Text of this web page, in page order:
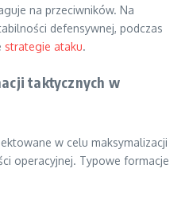
na przeciwników. Na
defensywnej, podczas
strategie ataku.
taktycznych w
w celu maksymalizacji
operacyjnej. Typowe formacje